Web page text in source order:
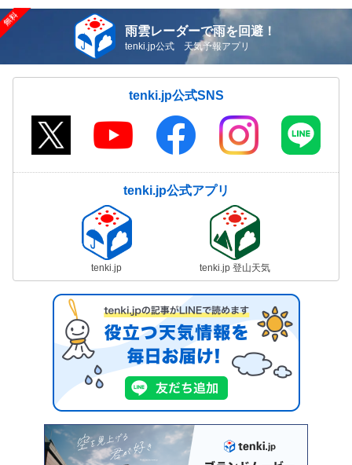
雨雲レーダーで雨を回避！
tenki.jp公式 天気予報アプリ
tenki.jp公式SNS
tenki.jp公式アプリ
tenki.jp tenki.jp 登山天気